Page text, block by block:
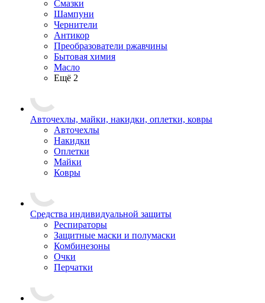
Смазки
Шампуни
Чернители
Антикор
Преобразователи ржавчины
Бытовая химия
Масло
Ещё 2
Авточехлы, майки, накидки, оплетки, ковры
Авточехлы
Накидки
Оплетки
Майки
Ковры
Средства индивидуальной защиты
Респираторы
Защитные маски и полумаски
Комбинезоны
Очки
Перчатки